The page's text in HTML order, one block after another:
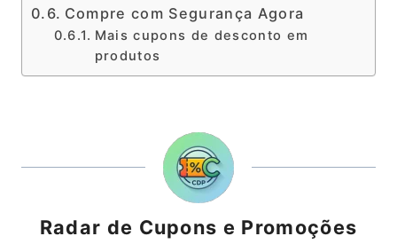
Compre com Segurança Agora
Mais cupons de desconto em
produtos
Radar de Cupons e Promoções